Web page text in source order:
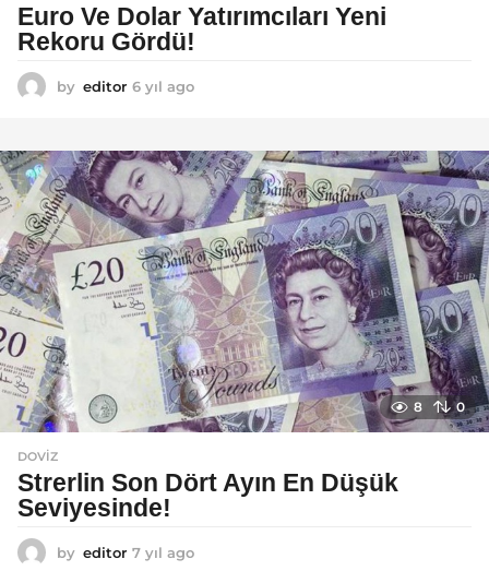
Euro Ve Dolar Yatırımcıları Yeni
Rekoru Gördü!
by editor 6 yıl ago
l
a
o
8 0
DOVIZ
Strerlin Son Dört Ayın En Düşük
Seviyesinde!
by editor 7 yıl ago